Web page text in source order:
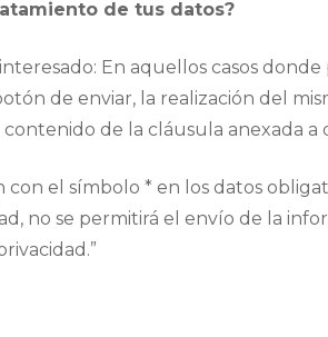
de tus datos?
En aquellos casos
de enviar, la realización del
de la cláusula anexada
el símbolo * en los datos
no se permitirá el envío de la